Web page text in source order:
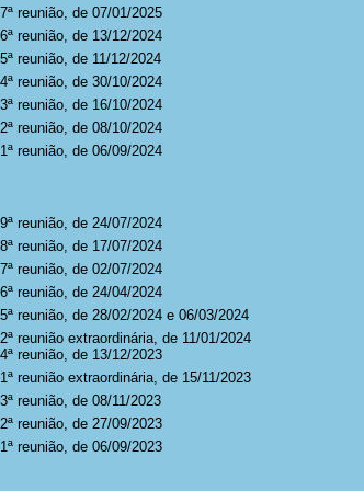
reunião, de 07/01/2025
reunião, de 13/12/2024
reunião, de 11/12/2024
reunião, de 30/10/2024
reunião, de 16/10/2024
reunião, de 08/10/2024
reunião, de 06/09/2024
reunião, de 24/07/2024
reunião, de 17/07/2024
reunião, de 02/07/2024
reunião, de 24/04/2024
reunião, de 28/02/2024 e 06/03/2024
reunião extraordinária, de 11/01/2024
reunião, de 13/12/2023
reunião extraordinária, de 15/11/2023
reunião, de 08/11/2023
reunião, de 27/09/2023
reunião, de 06/09/2023